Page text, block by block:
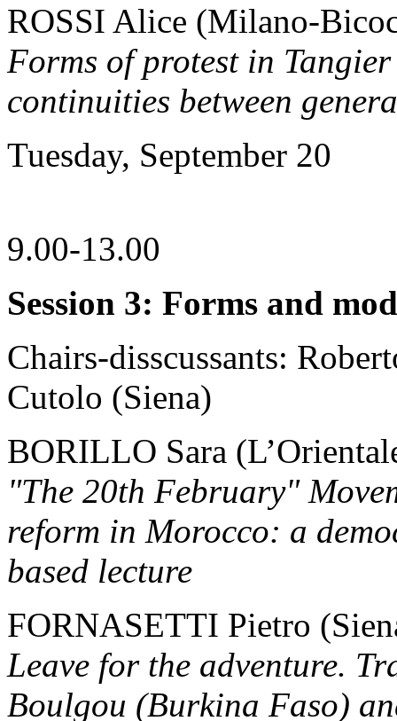
ROSSI Alice (Milano-
Forms of protest in
continuities between
Tuesday, September 20
9.00-13.00
Session 3: Forms and
Chairs-disscussants:
Cutolo (Siena)
BORILLO Sara
"The 20th February"
reform in Morocco: a
based lecture
FORNASETTI Pietro
Leave for the adventure.
Boulgou (Burkina Faso)